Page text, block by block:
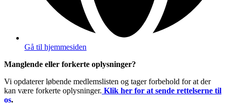
Gå til hjemmesiden
Manglende eller forkerte oplysninger?
Vi opdaterer løbende medlemslisten og tager forbehold for at der
kan være forkerte oplysninger. Klik her for at sende rettelserne til
os.